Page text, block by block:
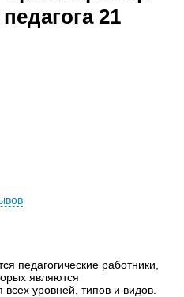
21
педагогические работники,
являются
уровней, типов и видов.